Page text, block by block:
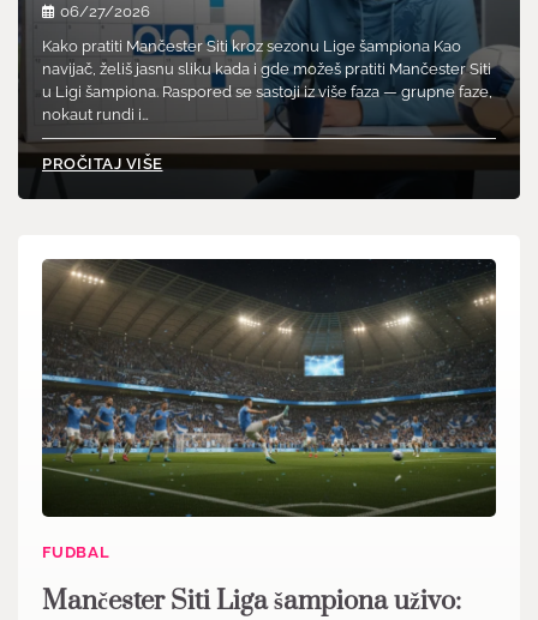
06/27/2026
Kako pratiti Mančester Siti kroz sezonu Lige šampiona Kao
navijač, želiš jasnu sliku kada i gde možeš pratiti Mančester Siti
u Ligi šampiona. Raspored se sastoji iz više faza — grupne faze,
nokaut rundi i…
PROČITAJ VIŠE
FUDBAL
Mančester Siti Liga šampiona uživo: